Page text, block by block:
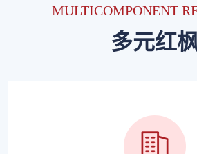
MULTICOMPONENT
多元红